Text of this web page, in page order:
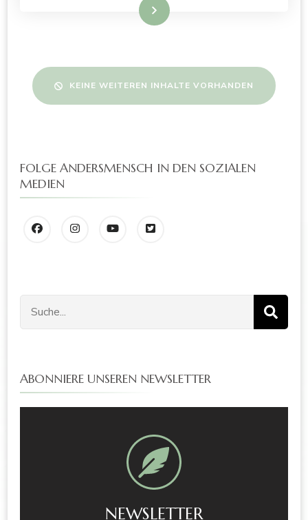
WEITERLESEN
KEINE WEITEREN INHALTE VORHANDEN
FOLGE ANDERSMENSCH IN DEN SOZIALEN
MEDIEN
ABONNIERE UNSEREN NEWSLETTER
NEWSLETTER